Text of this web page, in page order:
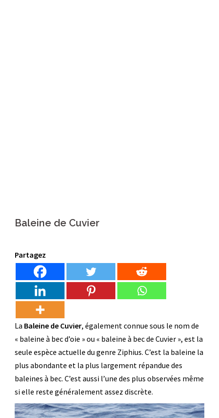
Baleine de Cuvier
Partagez
La Baleine de Cuvier, également connue sous le nom de
« baleine à bec d’oie » ou « baleine à bec de Cuvier », est la
seule espèce actuelle du genre Ziphius. C’est la baleine la
plus abondante et la plus largement répandue des
baleines à bec. C’est aussi l’une des plus observées même
si elle reste généralement assez discrète.